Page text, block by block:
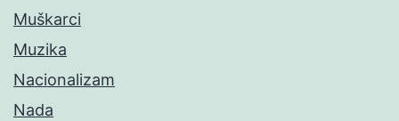
Muškarci
Muzika
Nacionalizam
Nada